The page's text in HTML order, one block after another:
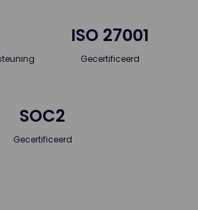
ISO 27001
Gecertificeerd
SOC2
Gecertificeerd